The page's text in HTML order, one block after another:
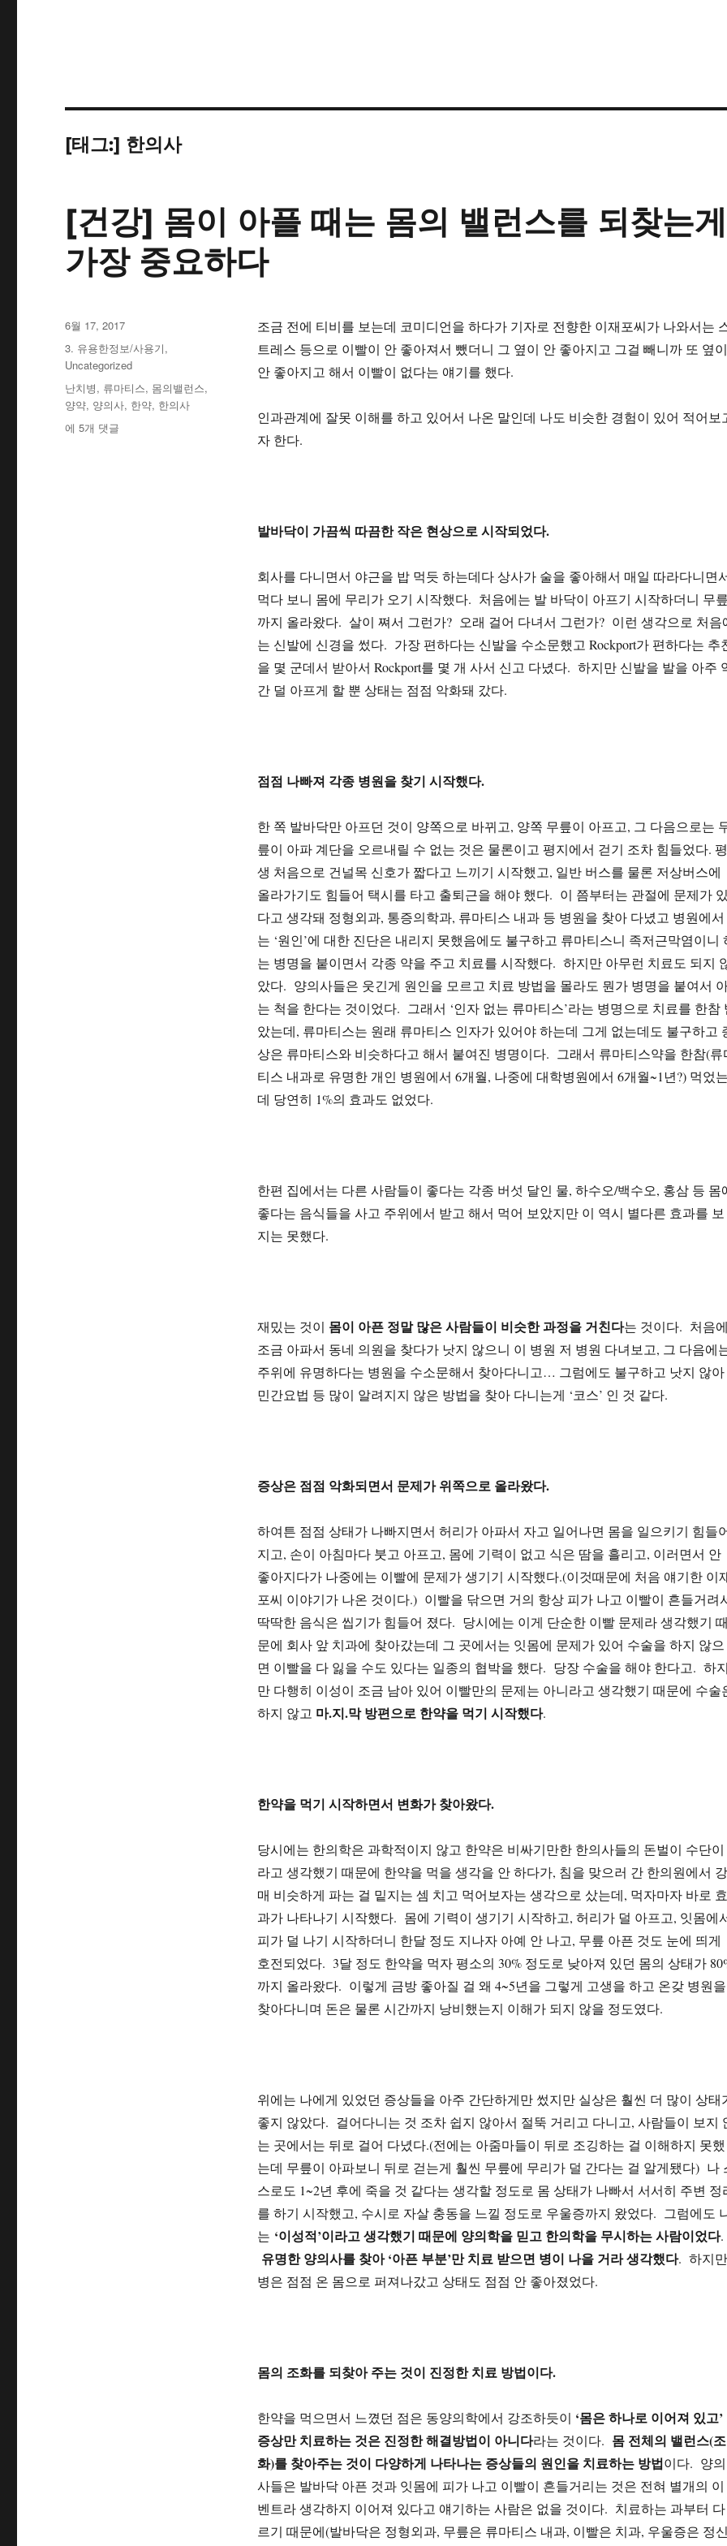
[태그:] 한의사
[건강] 몸이 아플 때는 몸의 밸런스를 되찾는게
가장 중요하다
조금 전에 티비를 보는데 코미디언을 하다가 기자로 전향한 이재포씨가 나와서는
트레스 등으로 이빨이 안 좋아져서 뺐더니 그 옆이 안 좋아지고 그걸 빼니까 또 옆이
안 좋아지고 해서 이빨이 없다는 얘기를 했다.
인과관계에 잘못 이해를 하고 있어서 나온 말인데 나도 비슷한 경험이 있어 적어보
자 한다.
발바닥이 가끔씩 따끔한 작은 현상으로 시작되었다.
회사를 다니면서 야근을 밥 먹듯 하는데다 상사가 술을 좋아해서 매일 따라다니면
먹다 보니 몸에 무리가 오기 시작했다. 처음에는 발 바닥이 아프기 시작하더니 무릎
까지 올라왔다. 살이 쪄서 그런가? 오래 걸어 다녀서 그런가? 이런 생각으로 처음
는 신발에 신경을 썼다. 가장 편하다는 신발을 수소문했고 Rockport가 편하다는 추
을 몇 군데서 받아서 Rockport를 몇 개 사서 신고 다녔다. 하지만 신발을 발을 아주
간 덜 아프게 할 뿐 상태는 점점 악화돼 갔다.
점점 나빠져 각종 병원을 찾기 시작했다.
한 쪽 발바닥만 아프던 것이 양쪽으로 바뀌고, 양쪽 무릎이 아프고, 그 다음으로는
릎이 아파 계단을 오르내릴 수 없는 것은 물론이고 평지에서 걷기 조차 힘들었다. 평
생 처음으로 건널목 신호가 짧다고 느끼기 시작했고, 일반 버스를 물론 저상버스에
올라가기도 힘들어 택시를 타고 출퇴근을 해야 했다. 이 쯤부터는 관절에 문제가 있
다고 생각돼 정형외과, 통증의학과, 류마티스 내과 등 병원을 찾아 다녔고 병원에서
는 ‘원인’에 대한 진단은 내리지 못했음에도 불구하고 류마티스니 족저근막염이니
는 병명을 붙이면서 각종 약을 주고 치료를 시작했다. 하지만 아무런 치료도 되지
았다. 양의사들은 웃긴게 원인을 모르고 치료 방법을 몰라도 뭔가 병명을 붙여서
는 척을 한다는 것이었다. 그래서 ‘인자 없는 류마티스’라는 병명으로 치료를 한참
았는데, 류마티스는 원래 류마티스 인자가 있어야 하는데 그게 없는데도 불구하고
상은 류마티스와 비슷하다고 해서 붙여진 병명이다. 그래서 류마티스약을 한참(류
티스 내과로 유명한 개인 병원에서 6개월, 나중에 대학병원에서 6개월~1년?) 먹었는
데 당연히 1%의 효과도 없었다.
한편 집에서는 다른 사람들이 좋다는 각종 버섯 달인 물, 하수오/백수오, 홍삼 등 몸
좋다는 음식들을 사고 주위에서 받고 해서 먹어 보았지만 이 역시 별다른 효과를 보
지는 못했다.
재밌는 것이 몸이 아픈 정말 많은 사람들이 비슷한 과정을 거친다는 것이다. 처음에
조금 아파서 동네 의원을 찾다가 낫지 않으니 이 병원 저 병원 다녀보고, 그 다음에
주위에 유명하다는 병원을 수소문해서 찾아다니고… 그럼에도 불구하고 낫지 않아
민간요법 등 많이 알려지지 않은 방법을 찾아 다니는게 ‘코스’ 인 것 같다.
증상은 점점 악화되면서 문제가 위쪽으로 올라왔다.
하여튼 점점 상태가 나빠지면서 허리가 아파서 자고 일어나면 몸을 일으키기 힘들
지고, 손이 아침마다 붓고 아프고, 몸에 기력이 없고 식은 땀을 흘리고, 이러면서 안
좋아지다가 나중에는 이빨에 문제가 생기기 시작했다.(이것때문에 처음 얘기한 이
포씨 이야기가 나온 것이다.) 이빨을 닦으면 거의 항상 피가 나고 이빨이 흔들거려
딱딱한 음식은 씹기가 힘들어 졌다. 당시에는 이게 단순한 이빨 문제라 생각했기 때
문에 회사 앞 치과에 찾아갔는데 그 곳에서는 잇몸에 문제가 있어 수술을 하지 않으
면 이빨을 다 잃을 수도 있다는 일종의 협박을 했다. 당장 수술을 해야 한다고. 하지
만 다행히 이성이 조금 남아 있어 이빨만의 문제는 아니라고 생각했기 때문에 수술
하지 않고 마.지.막 방편으로 한약을 먹기 시작했다.
한약을 먹기 시작하면서 변화가 찾아왔다.
당시에는 한의학은 과학적이지 않고 한약은 비싸기만한 한의사들의 돈벌이 수단이
라고 생각했기 때문에 한약을 먹을 생각을 안 하다가, 침을 맞으러 간 한의원에서 강
매 비슷하게 파는 걸 밑지는 셈 치고 먹어보자는 생각으로 샀는데, 먹자마자 바로 효
과가 나타나기 시작했다. 몸에 기력이 생기기 시작하고, 허리가 덜 아프고, 잇몸에
피가 덜 나기 시작하더니 한달 정도 지나자 아예 안 나고, 무릎 아픈 것도 눈에 띄게
호전되었다. 3달 정도 한약을 먹자 평소의 30% 정도로 낮아져 있던 몸의 상태가
까지 올라왔다. 이렇게 금방 좋아질 걸 왜 4~5년을 그렇게 고생을 하고 온갖 병원을
찾아다니며 돈은 물론 시간까지 낭비했는지 이해가 되지 않을 정도였다.
위에는 나에게 있었던 증상들을 아주 간단하게만 썼지만 실상은 훨씬 더 많이 상태
좋지 않았다. 걸어다니는 것 조차 쉽지 않아서 절뚝 거리고 다니고, 사람들이 보지
는 곳에서는 뒤로 걸어 다녔다.(전에는 아줌마들이 뒤로 조깅하는 걸 이해하지 못했
는데 무릎이 아파보니 뒤로 걷는게 훨씬 무릎에 무리가 덜 간다는 걸 알게됐다) 나
스로도 1~2년 후에 죽을 것 같다는 생각할 정도로 몸 상태가 나빠서 서서히 주변 정
를 하기 시작했고, 수시로 자살 충동을 느낄 정도로 우울증까지 왔었다. 그럼에도
는 ‘이성적’이라고 생각했기 때문에 양의학을 믿고 한의학을 무시하는 사람이었다.
유명한 양의사를 찾아 ‘아픈 부분’만 치료 받으면 병이 나을 거라 생각했다. 하지만
병은 점점 온 몸으로 퍼져나갔고 상태도 점점 안 좋아졌었다.
몸의 조화를 되찾아 주는 것이 진정한 치료 방법이다.
한약을 먹으면서 느꼈던 점은 동양의학에서 강조하듯이 ‘몸은 하나로 이어져 있고’
증상만 치료하는 것은 진정한 해결방법이 아니다라는 것이다. 몸 전체의 밸런스(조
화)를 찾아주는 것이 다양하게 나타나는 증상들의 원인을 치료하는 방법이다. 양의
사들은 발바닥 아픈 것과 잇몸에 피가 나고 이빨이 흔들거리는 것은 전혀 별개의 이
벤트라 생각하지 이어져 있다고 얘기하는 사람은 없을 것이다. 치료하는 과부터 다
르기 때문에(발바닥은 정형외과, 무릎은 류마티스 내과, 이빨은 치과, 우울증은 정신
작
성
일
6월 17, 2017
카
테
고
리
3. 유용한정보/사용기,
Uncategorized
태
그
난치병, 류마티스, 몸의밸런스,
양약, 양의사, 한약, 한의사
[건
에 5개 댓글